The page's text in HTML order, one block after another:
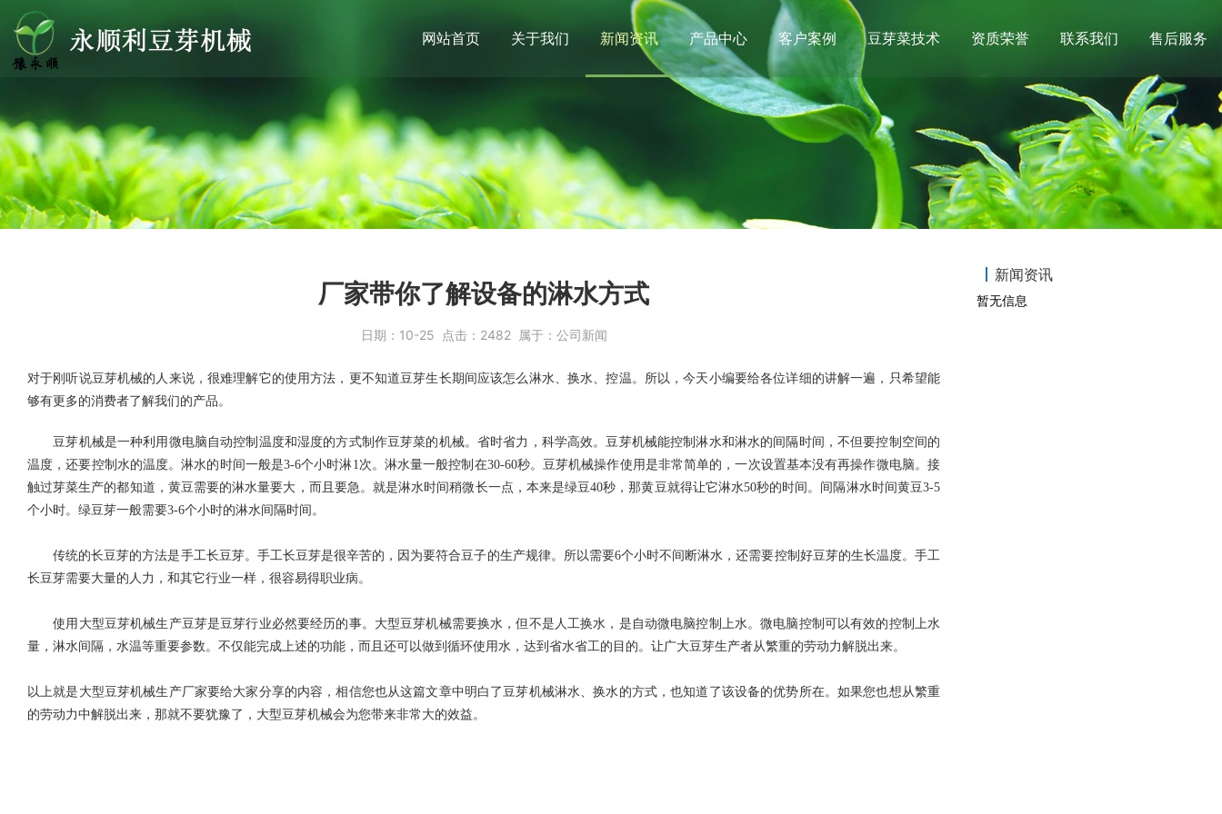
网站首页 关于我们 新闻资讯 产品中心 客户案例 豆芽菜技术 资质荣誉 联系我们 售后服务
新闻资讯
暂无信息
厂家带你了解设备的淋水方式
日期： 10-25 点击： 2482 属于： 公司新闻
对于刚听说豆芽机械的人来说，很难理解它的使用方法，更不知道豆芽生长期间应该怎么淋水、换水、控温。所以，今天小编要给各位详细的讲解一遍，只希望能
够有更多的消费者了解我们的产品。
豆芽机械是一种利用微电脑自动控制温度和湿度的方式制作豆芽菜的机械。省时省力，科学高效。豆芽机械能控制淋水和淋水的间隔时间，不但要控制空间的
温度，还要控制水的温度。淋水的时间一般是3-6个小时淋1次。淋水量一般控制在30-60秒。豆芽机械操作使用是非常简单的，一次设置基本没有再操作微电脑。接
触过芽菜生产的都知道，黄豆需要的淋水量要大，而且要急。就是淋水时间稍微长一点，本来是绿豆40秒，那黄豆就得让它淋水50秒的时间。间隔淋水时间黄豆3-5
个小时。绿豆芽一般需要3-6个小时的淋水间隔时间。
传统的长豆芽的方法是手工长豆芽。手工长豆芽是很辛苦的，因为要符合豆子的生产规律。所以需要6个小时不间断淋水，还需要控制好豆芽的生长温度。手工
长豆芽需要大量的人力，和其它行业一样，很容易得职业病。
使用大型豆芽机械生产豆芽是豆芽行业必然要经历的事。大型豆芽机械需要换水，但不是人工换水，是自动微电脑控制上水。微电脑控制可以有效的控制上水
量，淋水间隔，水温等重要参数。不仅能完成上述的功能，而且还可以做到循环使用水，达到省水省工的目的。让广大豆芽生产者从繁重的劳动力解脱出来。
以上就是大型豆芽机械生产厂家要给大家分享的内容，相信您也从这篇文章中明白了豆芽机械淋水、换水的方式，也知道了该设备的优势所在。如果您也想从繁重
的劳动力中解脱出来，那就不要犹豫了，大型豆芽机械会为您带来非常大的效益。